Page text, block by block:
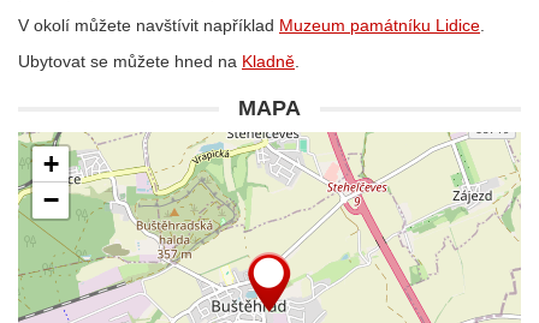
V okolí můžete navštívit například Muzeum památníku Lidice
Ubytovat se můžete hned na Kladně
MAPA
+
−